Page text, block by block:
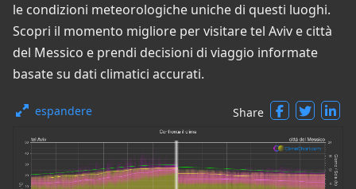
le condizioni meteorologiche uniche di questi luoghi.
Scopri il momento migliore per visitare tel Aviv e città
del Messico e prendi decisioni di viaggio informate
basate su dati climatici accurati.
espandere Share